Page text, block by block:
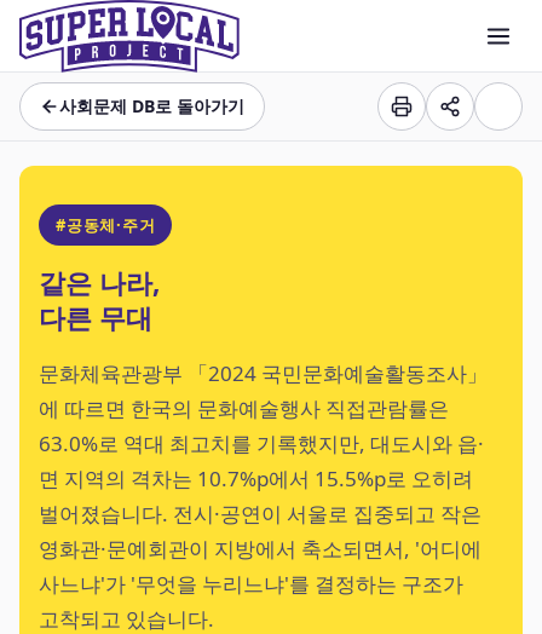
사회문제 DB로 돌아가기
#공동체·주거
같은 나라,
다른 무대
문화체육관광부 「2024 국민문화예술활동조사」
에 따르면 한국의 문화예술행사 직접관람률은
63.0%로 역대 최고치를 기록했지만, 대도시와 읍·
면 지역의 격차는 10.7%p에서 15.5%p로 오히려
벌어졌습니다. 전시·공연이 서울로 집중되고 작은
영화관·문예회관이 지방에서 축소되면서, '어디에
사느냐'가 '무엇을 누리느냐'를 결정하는 구조가
고착되고 있습니다.